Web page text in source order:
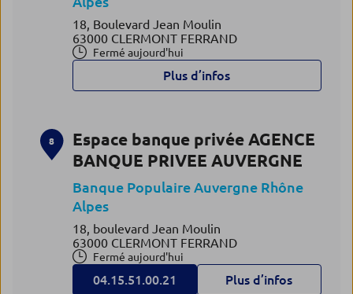
18, Boulevard Jean Moulin
63000 CLERMONT FERRAND
Fermé aujourd'hui
Plus d’infos
8
Espace banque privée AGENCE
BANQUE PRIVEE AUVERGNE
Banque Populaire Auvergne Rhône
Alpes
18, boulevard Jean Moulin
63000 CLERMONT FERRAND
Fermé aujourd'hui
04.15.51.00.21 Plus d’infos